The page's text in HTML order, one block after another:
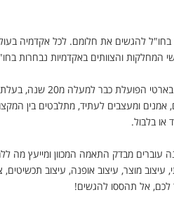
בחו"ל להגשים את חלומם. לכל אקדמיה
המחלקות והצוותים באקדמיות נבחרות
בארטי הפועלת
אמנים ומעצבים לעתיד, מתלבטים בין
או בלבול.
עוברים מבדק התאמה המכוון ומייעץ מה
עיצוב מוצר, עיצוב אופנה, עיצוב
לכם, אל תהססו להגשים!